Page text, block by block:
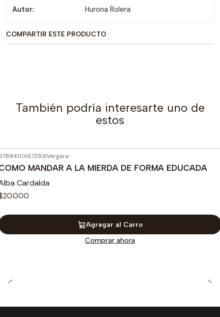
Autor: Hurona Rolera
COMPARTIR ESTE PRODUCTO
También podría interesarte uno de
estos
|Vergara
MANDAR A LA MIERDA DE FORMA EDUCADA
Cardalda
Agregar al Carro
Comprar ahora